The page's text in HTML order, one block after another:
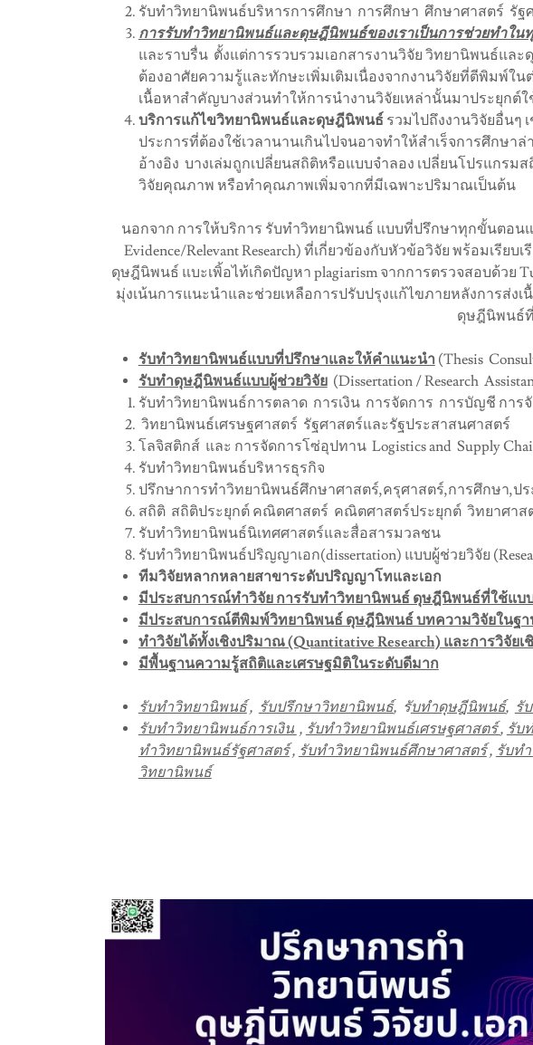
รับทำวิทยานิพนธ์บริหารการศึกษา การศึกษา ศึกษาศาสตร์ รัฐ
การรับทำวิทยานิพนธ์และดุษฎีนิพนธ์ของเราเป็นการช่วยทำใ
และราบรื่น ตั้งแต่การรวบรวมเอกสารงานวิจัย วิทยานิพนธ์แล
ต้องอาศัยความรู้และทักษะเพิ่มเติมเนื่องจากงานวิจัยที่ตีพิมพ์ใน
เนื้อหาสำคัญบางส่วนทำให้การนำงานวิจัยเหล่านั้นมาประยุกต์
บริการแก้ไขวิทยานิพนธ์และดุษฎีนิพนธ์ รวมไปถึงงานวิจัยอื่นๆ
ประการที่ต้องใช้เวลานานเกินไปจนอาจทำให้สำเร็จการศึกษ
อ้างอิง บางเล่มถูกเปลี่ยนสถิติหรือแบบจำลอง เปลี่ยนโปรแกรม
วิจัยคุณภาพ หรือทำคุณภาพเพิ่มจากที่มีเฉพาะปริมาณเป็นต้น
นอกจาก การให้บริการ รับทำวิทยานิพนธ์ แบบที่ปรึกษาทุกขั้นตอนแ
Evidence/Relevant Research) ที่เกี่ยวข้องกับหัวข้อวิจัย พร้อมเรีย
ดุษฎีนิพนธ์ แบะเพิ้อไท้เกิดปัญหา plagiarism จากการตรวจสอบด้ว
มุ่งเน้นการแนะนำและช่วยเหลือการปรับปรุงแก้ไขภายหลังการส่
ดุษฎีนิพนธ์ที่
รับทำวิทยานิพนธ์แบบที่ปรึกษาและให้คำแนะนำ (Thesis
รับทำดุษฎีนิพนธ์แบบผู้ช่วยวิจัย(Dissertation / Research
รับทำวิทยานิพนธ์การตลาด การเงิน การจัดการ การบัญชี การ
วิทยานิพนธ์เศรษฐศาสตร์ รัฐศาสตร์และรัฐประสาสนศาสตร์
โลจิสติกส์ และ การจัดการโซ่อุปทาน Logistics and Supply
รับทำวิทยานิพนธ์บริหารธุรกิจ
ปรึกษาการทำวิทยานิพนธ์ศึกษาศาสตร์,ครุศาสตร์,การศึกษา,ป
สถิติ สถิติประยุกต์ คณิตศาสตร์ คณิตศาสตร์ประยุกต์ วิทยาศาส
รับทำวิทยานิพนธ์นิเทศศาสตร์และสื่อสารมวลชน
รับทำวิทยานิพนธ์ปริญญาเอก(dissertation) แบบผู้ช่วยวิจัย
ทีมวิจัยหลากหลายสาขาระดับปริญญาโทและเอก
มีประสบการณ์ทำวิจัย การรับทำวิทยานิพนธ์ ดุษฎีนิพนธ์ที่ใช้แบ
มีประสบการณ์ตีพิมพ์วิทยานิพนธ์ ดุษฎีนิพนธ์ บทความวิจัยในฐา
ทำวิจัยได้ทั้งเชิงปริมาณ (Quantitative Research) และการวิจัย
มีพื้นฐานความรู้สถิติและเศรษฐมิติในระดับดีมาก
รับทำวิทยานิพนธ์, รับปรึกษาวิทยานิพนธ์, รับทำดุษฎีนิพนธ์, รั
รับทำวิทยานิพนธ์การเงิน , รับทำวิทยานิพนธ์เศรษฐศาสตร์, รับ
ทำวิทยานิพนธ์รัฐศาสตร์, รับทำวิทยานิพนธ์ศึกษาศาสตร์, รับท
วิทยานิพนธ์